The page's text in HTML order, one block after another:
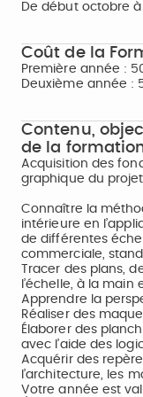
De début octobre à
Coût de la
Première année :
Deuxième année :
Contenu,
de la
Acquisition des
graphique du
Connaître la
intérieure en
de différentes
commerciale,
Tracer des plans,
l’échelle, à la main
Apprendre la
Réaliser des
Élaborer des
avec l’aide des
Acquérir des
l’architecture, les
Votre année est